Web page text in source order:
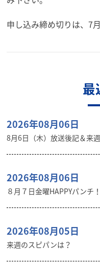
申し込み締め切りは、7
最
2026年08月06日
8月6日（木）放送後記＆来
2026年08月06日
８月７日金曜HAPPYパンチ
2026年08月05日
来週のスピパンは？